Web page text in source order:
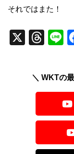
それではまた！
X
T
a
s
e
＼ WKTの